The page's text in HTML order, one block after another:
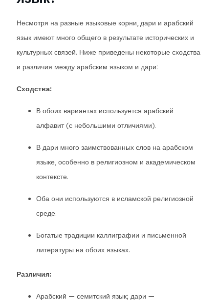
Несмотря на разные языковые корни, дари и арабский
язык имеют много общего в результате исторических и
культурных связей. Ниже приведены некоторые сходства
и различия между арабским языком и дари:
Сходства:
В обоих вариантах используется арабский
алфавит (с небольшими отличиями).
В дари много заимствованных слов на арабском
языке, особенно в религиозном и академическом
контексте.
Оба они используются в исламской религиозной
среде.
Богатые традиции каллиграфии и письменной
литературы на обоих языках.
Различия:
Арабский — семитский язык; дари —